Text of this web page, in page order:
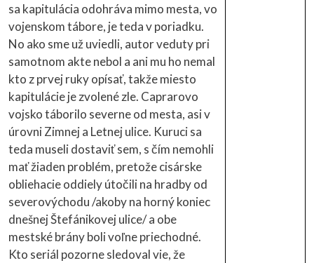
sa kapitulácia odohráva mimo mesta, vo
vojenskom tábore, je teda v poriadku.
No ako sme už uviedli, autor veduty pri
samotnom akte nebol a ani mu ho nemal
kto z prvej ruky opísať, takže miesto
kapitulácie je zvolené zle. Caprarovo
vojsko táborilo severne od mesta, asi v
úrovni Zimnej a Letnej ulice. Kuruci sa
teda museli dostaviť sem, s čím nemohli
mať žiaden problém, pretože cisárske
obliehacie oddiely útočili na hradby od
severovýchodu /akoby na horný koniec
dnešnej Štefánikovej ulice/ a obe
mestské brány boli voľne priechodné.
Kto seriál pozorne sledoval vie, že